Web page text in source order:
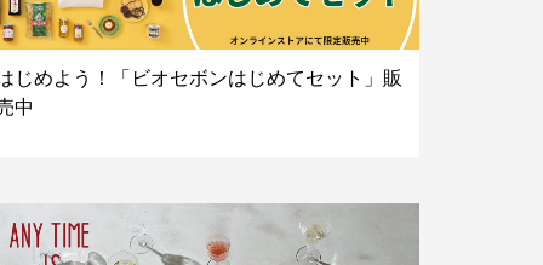
じめよう！「ビオセボンはじめてセット」販
中